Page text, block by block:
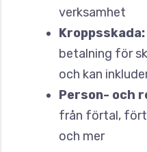
verksamhet
Kroppsskada:
betalning för
och kan
Person- och
från förtal,
och mer